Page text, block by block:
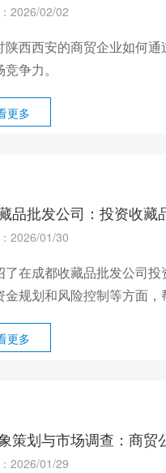
2026/02/02
陕西西安的商贸企业如何
争力。
更多
品批发公司：投资收藏
2026/01/30
了在成都收藏品批发公司
金规划和风险控制等方面，
更多
策划与市场调查：商贸
2026/01/29